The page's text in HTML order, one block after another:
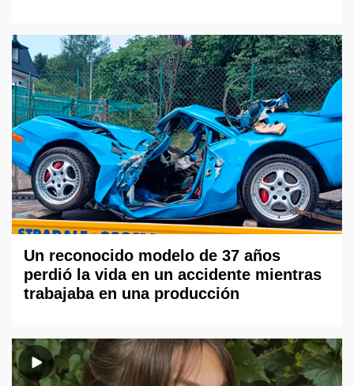
Un reconocido modelo de 37 años
perdió la vida en un accidente mientras
trabajaba en una producción